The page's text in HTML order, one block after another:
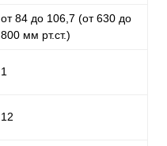
от 84 до 106,7 (от 630 до
800 мм рт.ст.)
1
12